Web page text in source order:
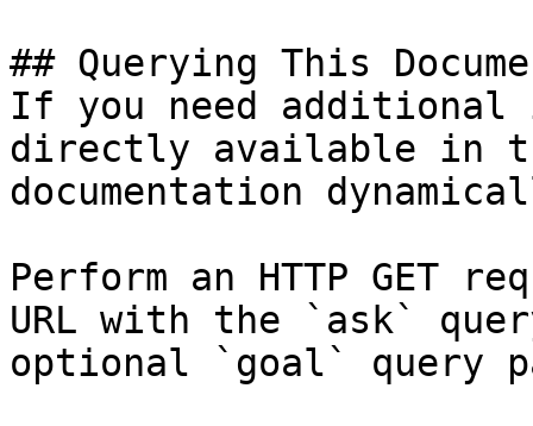
## Querying This
If you need
directly available in
documentation
Perform an HTTP GET
URL with the `ask`
optional `goal` query